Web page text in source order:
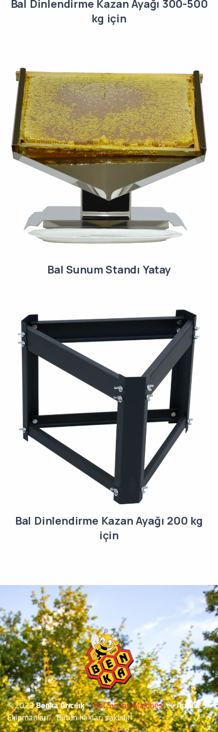
Bal Dinlendirme Kazan Ayağı 300-500
kg için
Bal Sunum Standı Yatay
Bal Dinlendirme Kazan Ayağı 200 kg
için
© 2023Benka Arıcılık–Bal Süzme Makinesive Arıcılık
Ekipmanları. Bütün hakları saklıdır!